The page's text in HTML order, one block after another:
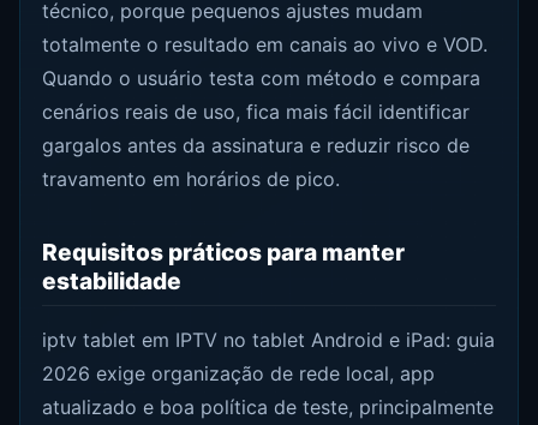
técnico, porque pequenos ajustes mudam
totalmente o resultado em canais ao vivo e VOD.
Quando o usuário testa com método e compara
cenários reais de uso, fica mais fácil identificar
gargalos antes da assinatura e reduzir risco de
travamento em horários de pico.
Requisitos práticos para manter
estabilidade
iptv tablet em IPTV no tablet Android e iPad: guia
2026 exige organização de rede local, app
atualizado e boa política de teste, principalmente